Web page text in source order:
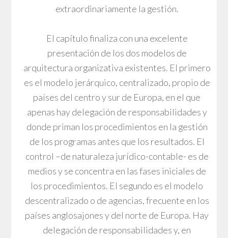
extraordinariamente la gestión.
El capítulo finaliza con una excelente
presentación de los dos modelos de
arquitectura organizativa existentes. El primero
es el modelo jerárquico, centralizado, propio de
países del centro y sur de Europa, en el que
apenas hay delegación de responsabilidades y
donde priman los procedimientos en la gestión
de los programas antes que los resultados. El
control –de naturaleza jurídico-contable- es de
medios y se concentra en las fases iniciales de
los procedimientos. El segundo es el modelo
descentralizado o de agencias, frecuente en los
países anglosajones y del norte de Europa. Hay
delegación de responsabilidades y, en